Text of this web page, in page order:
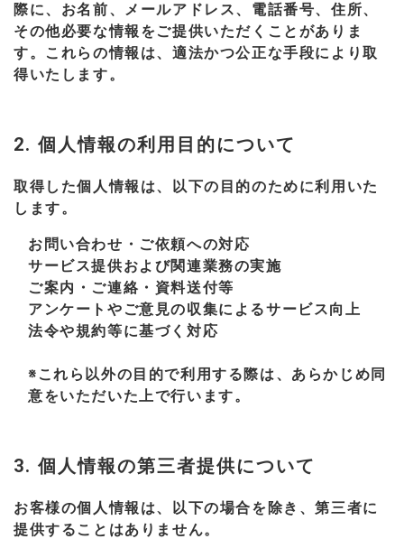
際に、お名前、メールアドレス、電話番号、住所、
その他必要な情報をご提供いただくことがありま
す。これらの情報は、適法かつ公正な手段により取
得いたします。
2. 個人情報の利用目的について
取得した個人情報は、以下の目的のために利用いた
します。
お問い合わせ・ご依頼への対応
サービス提供および関連業務の実施
ご案内・ご連絡・資料送付等
アンケートやご意見の収集によるサービス向上
法令や規約等に基づく対応
※これら以外の目的で利用する際は、あらかじめ同
意をいただいた上で行います。
3. 個人情報の第三者提供について
お客様の個人情報は、以下の場合を除き、第三者に
提供することはありません。